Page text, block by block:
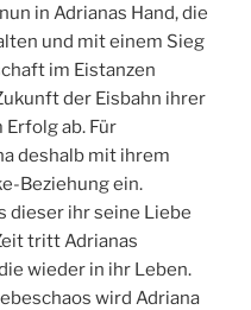
in Adrianas Hand, die
und mit einem Sieg
im Eistanzen
der Eisbahn ihrer
ab. Für
deshalb mit ihrem
Beziehung ein.
dieser ihr seine Liebe
tritt Adrianas
wieder in ihr Leben.
wird Adriana